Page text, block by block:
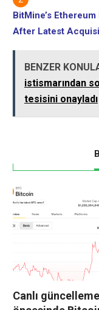
BitMine’s
After Latest
BENZER
istismarından
tesisini onayladı
Canlı